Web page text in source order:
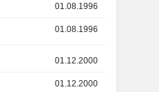
01.08.1996
01.08.1996
01.12.2000
01.12.2000